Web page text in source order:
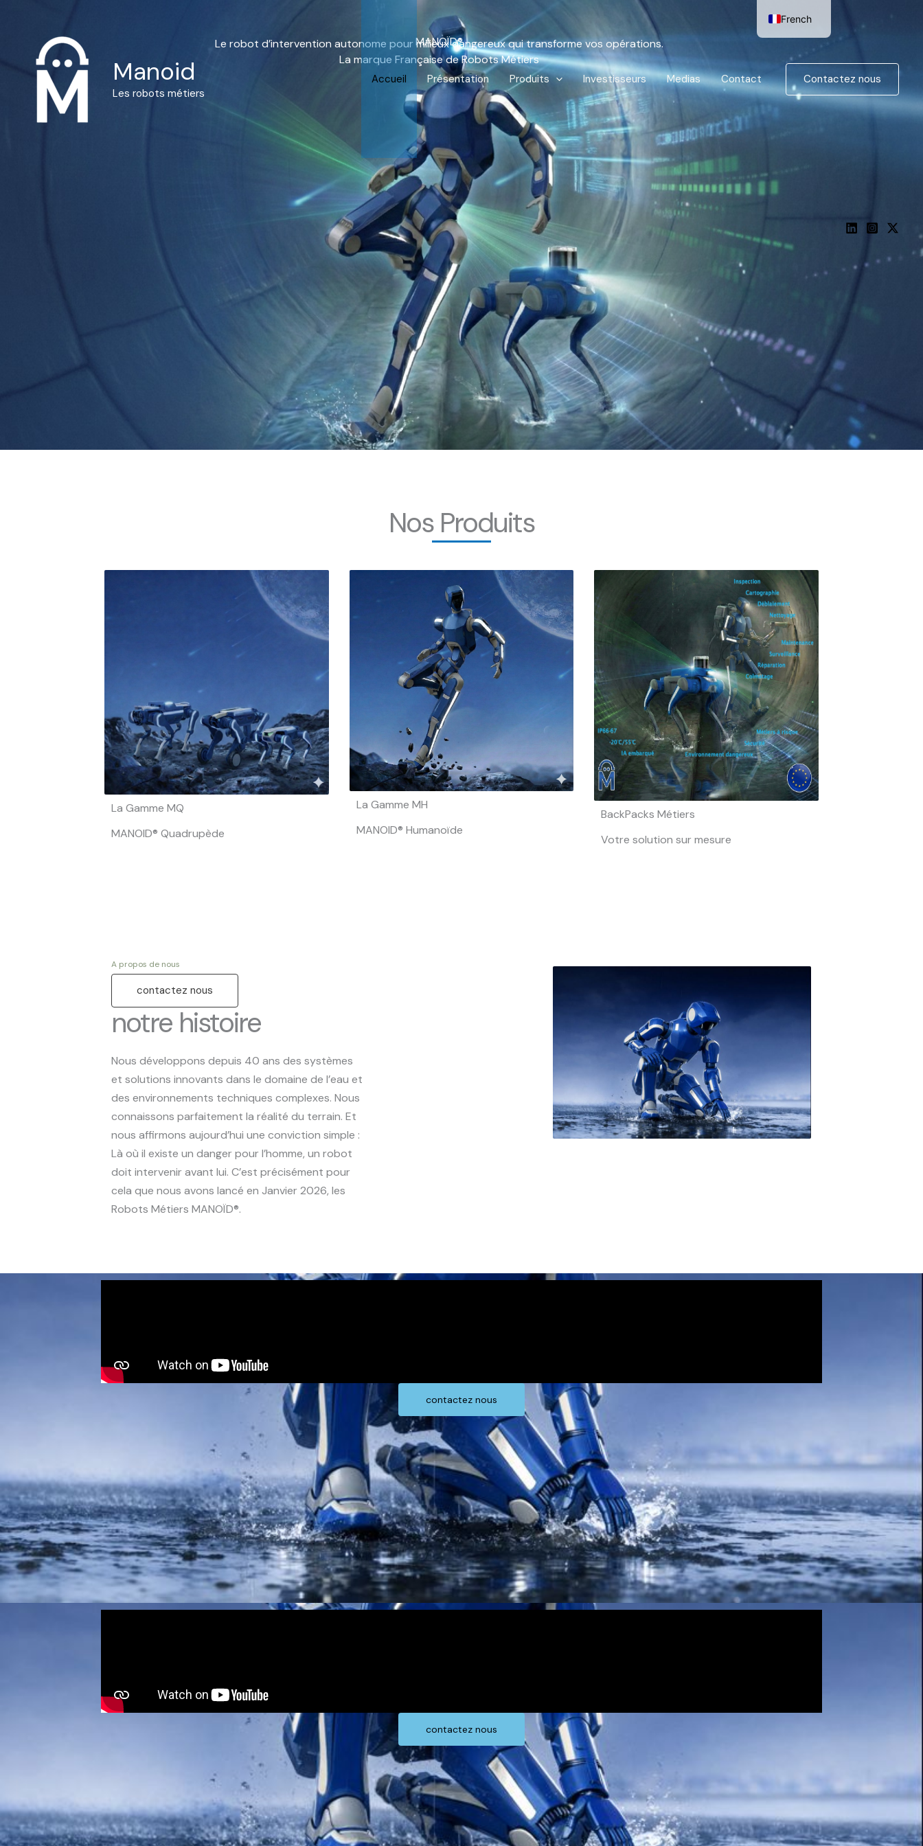
contenu
Manoid
Les robots métiers
Accueil Présentation Produits Investisseurs Medias Contact Contactez nous
MANOÏD®
Le robot d’intervention autonome pour milieux dangereux qui transforme vos opérations.
La marque Française de Robots Métiers
Nos Produits
La Gamme MQ
MANOID® Quadrupède
La Gamme MH
MANOID® Humanoïde
BackPacks Métiers
Votre solution sur mesure
A propos de nous
contactez nous
notre histoire
Nous développons depuis 40 ans des systèmes
et solutions innovants dans le domaine de l’eau et
des environnements techniques complexes. Nous
connaissons parfaitement la réalité du terrain. Et
nous affirmons aujourd’hui une conviction simple :
Là où il existe un danger pour l’homme, un robot
doit intervenir avant lui. C’est précisément pour
cela que nous avons lancé en Janvier 2026, les
Robots Métiers MANOÏD®.
contactez nous
contactez nous
French
English